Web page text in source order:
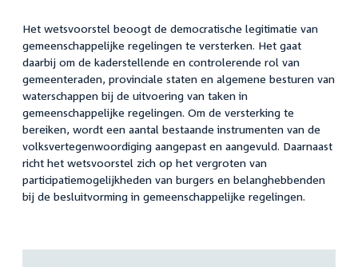
Het wetsvoorstel beoogt de democratische legitimatie van
gemeenschappelijke regelingen te versterken. Het gaat
daarbij om de kaderstellende en controlerende rol van
gemeenteraden, provinciale staten en algemene besturen van
waterschappen bij de uitvoering van taken in
gemeenschappelijke regelingen. Om de versterking te
bereiken, wordt een aantal bestaande instrumenten van de
volksvertegenwoordiging aangepast en aangevuld. Daarnaast
richt het wetsvoorstel zich op het vergroten van
participatiemogelijkheden van burgers en belanghebbenden
bij de besluitvorming in gemeenschappelijke regelingen.